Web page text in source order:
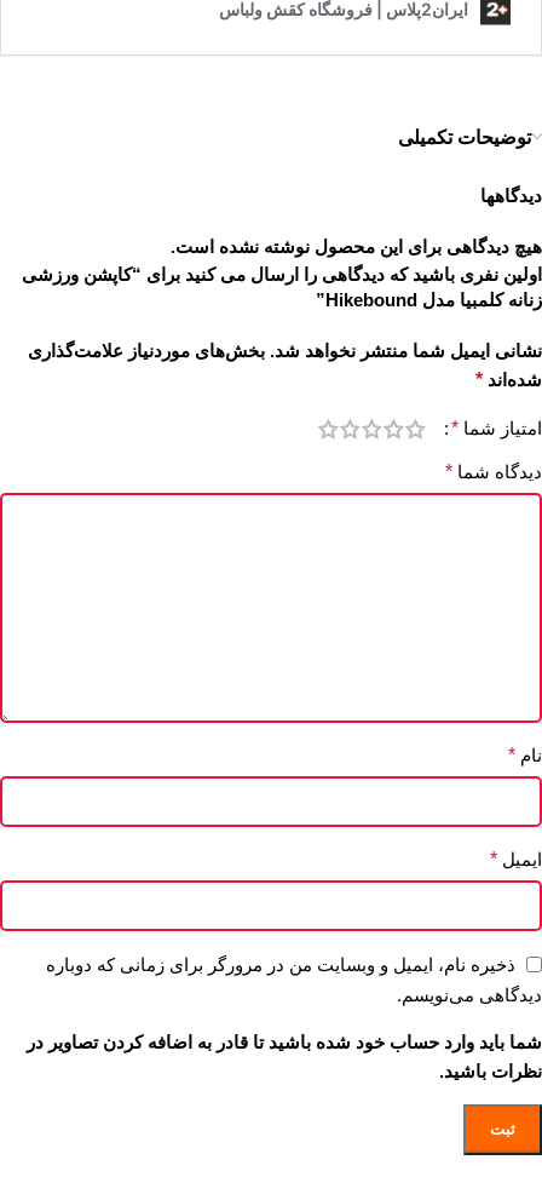
توضیحات تکمیلی
دیدگاهها
هیچ دیدگاهی برای این محصول نوشته نشده است.
اولین نفری باشید که دیدگاهی را ارسال می کنید برای “کاپشن ورزشی
زنانه کلمبیا مدل Hikebound”
نشانی ایمیل شما منتشر نخواهد شد. بخش‌های موردنیاز علامت‌گذاری
شده‌اند *
امتیاز شما *
دیدگاه شما *
نام *
ایمیل *
ذخیره نام، ایمیل و وبسایت من در مرورگر برای زمانی که دوباره
دیدگاهی می‌نویسم.
شما باید وارد حساب خود شده باشید تا قادر به اضافه کردن تصاویر در
نظرات باشید.